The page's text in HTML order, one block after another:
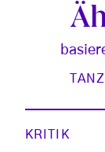
KRITIK